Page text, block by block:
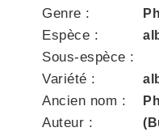
Genre :
Espèce :
Sous-espèce :
Variété :
Ancien nom :
Auteur :